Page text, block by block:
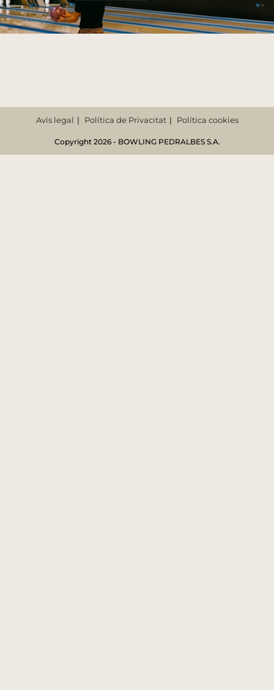
Avís legal Política de Privacitat Política cookies
Copyright 2026 - BOWLING PEDRALBES S.A.